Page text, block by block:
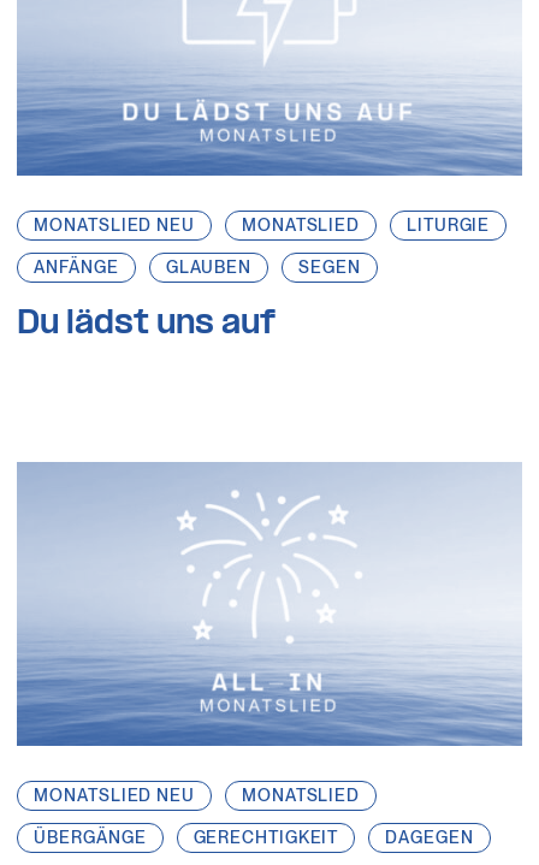
MONATSLIED NEU MONATSLIED LITURGIE
ANFÄNGE GLAUBEN SEGEN
Du lädst uns auf
MONATSLIED NEU MONATSLIED
ÜBERGÄNGE GERECHTIGKEIT DAGEGEN